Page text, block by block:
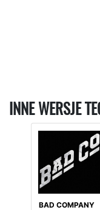
INNE WERSJE
BAD COMPANY